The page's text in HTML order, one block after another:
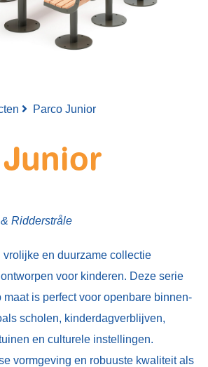
Parco Junior
Ridderstråle
vrolijke en duurzame collectie
voor kinderen. Deze serie
maat is perfect voor openbare binnen-
scholen, kinderdagverblijven,
en culturele instellingen.
vormgeving en robuuste kwaliteit als